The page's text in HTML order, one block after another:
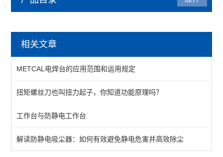
吸锡线
QUICK吸烟仪
恒温热风机
返修产品
电焊台
相关文章
METCAL电焊台的应用范围和运用规定
扭矩螺丝刀也叫扭力起子，你知道功能原理吗？
工作台与防静电工作台
解读防静电吸尘器：如何有效避免静电危害并高效除尘